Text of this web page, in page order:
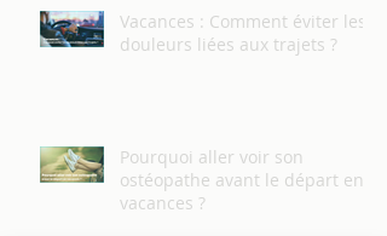
Vacances : Comment éviter les
douleurs liées aux trajets ?
Pourquoi aller voir son
ostéopathe avant le départ en
vacances ?